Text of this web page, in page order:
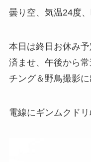
曇り空、気温24度
本日は終日お休み
済ませ、午後から
チング＆野鳥撮影に
電線にギンムクドリ